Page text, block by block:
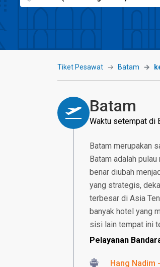
Tiket Pesawat Batam
Batam
Waktu setempat di
Batam merupakan
Batam adalah
benar diubah
yang strategis,
terbesar di Asia
banyak hotel yang
sisi lain tempat ini
Pelayanan
Hang Nadim